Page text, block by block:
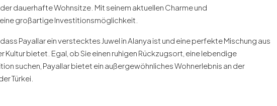
dauerhafte Wohnsitze. Mit seinem aktuellen Charme und
großartige Investitionsmöglichkeit.
Payallar ein verstecktes Juwel in Alanya ist und eine perfekte Mischung aus
Kultur bietet. Egal, ob Sie einen ruhigen Rückzugsort, eine lebendige
suchen, Payallar bietet ein außergewöhnliches Wohnerlebnis an der
Türkei.